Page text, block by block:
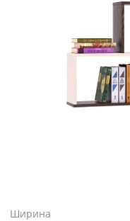
Ширина